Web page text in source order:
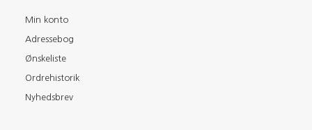
Min konto
Adressebog
Ønskeliste
Ordrehistorik
Nyhedsbrev